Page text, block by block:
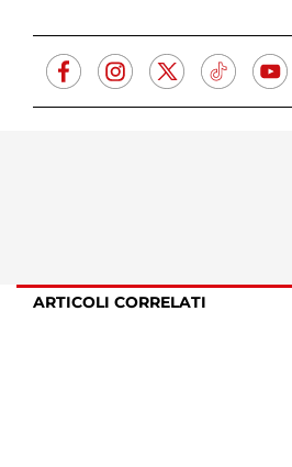
ARTICOLI CORRELATI